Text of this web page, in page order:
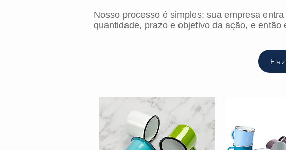
Nosso processo é simples: sua empresa
quantidade, prazo e objetivo da ação, e